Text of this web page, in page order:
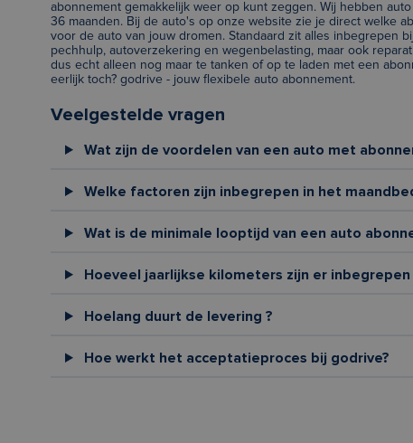
abonnement gemakkelijk weer op kunt zeggen. Wij hebben
36 maanden. Bij de auto's op onze website zie je direct welke
voor de auto van jouw dromen. Standaard zit alles inbegrepen
pechhulp, autoverzekering en wegenbelasting, maar ook
dus echt alleen nog maar te tanken of op te laden met een
eerlijk toch? godrive - jouw flexibele auto abonnement.
Veelgestelde vragen
Wat zijn de voordelen van een auto met
Welke factoren zijn inbegrepen in het
Wat is de minimale looptijd van een auto
Hoeveel jaarlijkse kilometers zijn er inbegrepen
Hoelang duurt de levering ?
Hoe werkt het acceptatieproces bij godrive?